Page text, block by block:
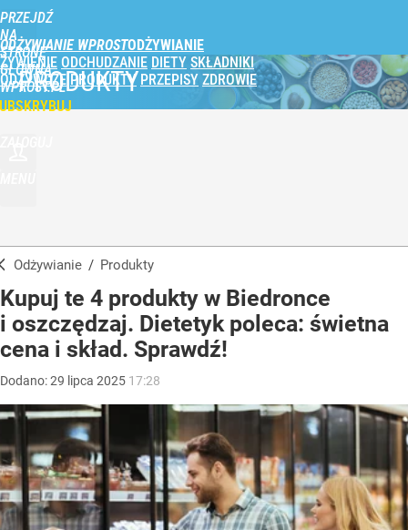
PRZEJDŹ
NA
STRONĘ
GŁÓWNĄ
WPROST.PL
ODŻYWIANIE WPROST
ŻYWIENIE ODCHUDZANIE DIETY SKŁADNIKI
ODŻYWCZE PRODUKTY PRZEPISY ZDROWIE
PRODUKTY
Odżywianie / Produkty
Kupuj te 4 produkty w Biedronce
i oszczędzaj. Dietetyk poleca: świetna
cena i skład. Sprawdź!
Dodano:29 lipca 2025 17:28